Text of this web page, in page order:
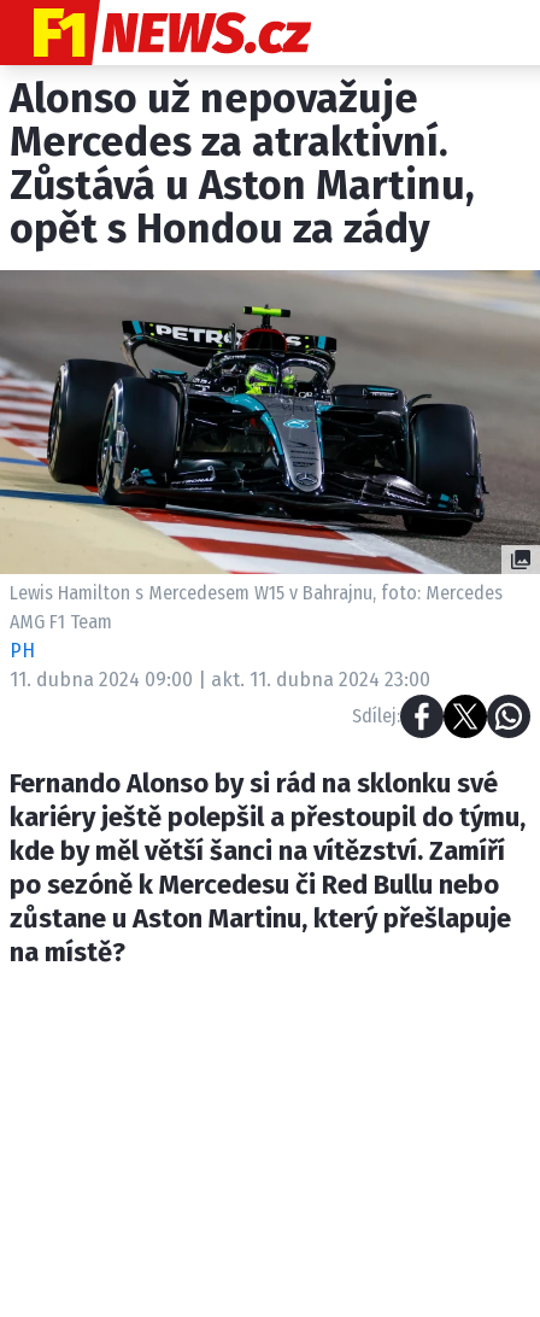
NOVINKY
GRAND PRIX
PADDOCK LINE
TECHNIKA
PROFILY TÝMŮ
ROZHOVORY
OSTATNÍ
SLEDUJTE NÁS NA
ETICKÝ KODEX
KONTAKT
OSOBNÍ ÚDAJE / COOKIES
Provozovatelem serveru F1NEWS.cz je
INCORP MEDIA GROUP s.r.o., IČ: 118 23 054
Alonso už nepovažuje
Mercedes za atraktivní.
Zůstává u Aston Martinu,
opět s Hondou za zády
Lewis Hamilton s Mercedesem W15 v Bahrajnu, foto: Mercedes
AMG F1 Team
PH
11. dubna 2024 09:00 | akt. 11. dubna 2024 23:00
Sdílej:
Fernando Alonso by si rád na sklonku své
kariéry ještě polepšil a přestoupil do týmu,
kde by měl větší šanci na vítězství. Zamíří
po sezóně k Mercedesu či Red Bullu nebo
zůstane u Aston Martinu, který přešlapuje
na místě?